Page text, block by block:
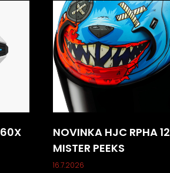
NOVINKA HJC RPHA 12
MISTER PEEKS
16.7.2026